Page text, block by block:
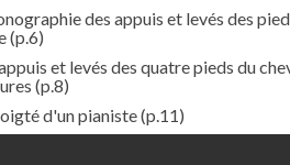
des appuis et levés des
(p.6)
et levés des quatre pieds du
(p.8)
d'un pianiste(p.11)